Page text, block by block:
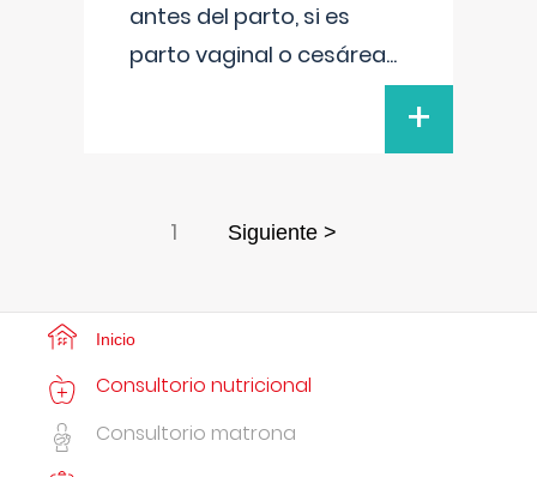
antes del parto, si es
parto vaginal o cesárea...
+
1 Siguiente >
Inicio
Consultorio nutricional
Consultorio matrona